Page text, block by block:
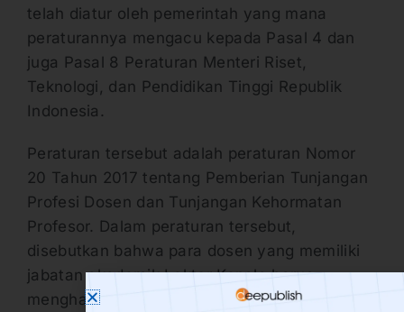
telah diatur oleh pemerintah yang mana
peraturannya mengacu kepada Pasal 4 dan
juga Pasal 8 Peraturan Menteri Riset,
Teknologi, dan Pendidikan Tinggi Republik
Indonesia.
Peraturan tersebut adalah peraturan Nomor
20 Tahun 2017 tentang Pemberian Tunjangan
Profesi Dosen dan Tunjangan Kehormatan
Profesor. Dalam peraturan tersebut,
disebutkan bahwa para dosen yang memiliki
jabatan akademik Lektor Kepala harus
menghasilkan paling sedikit 3 (tiga) kewajiban